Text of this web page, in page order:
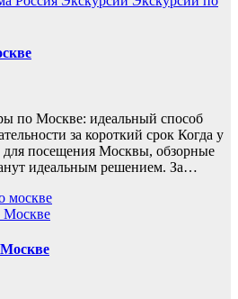
по Москве: идеальный способ
за короткий срок Когда у
для посещения Москвы, обзорные
идеальным решением. За…
Москве